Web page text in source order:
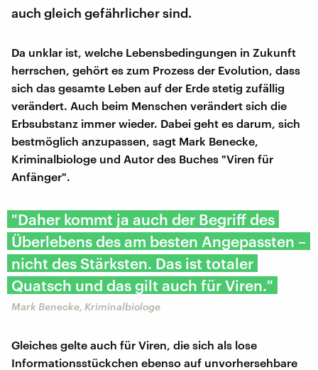
auch gleich gefährlicher sind.
Da unklar ist, welche Lebensbedingungen in Zukunft
herrschen, gehört es zum Prozess der Evolution, dass
sich das gesamte Leben auf der Erde stetig zufällig
verändert. Auch beim Menschen verändert sich die
Erbsubstanz immer wieder. Dabei geht es darum, sich
bestmöglich anzupassen, sagt Mark Benecke,
Kriminalbiologe und Autor des Buches "Viren für
Anfänger".
"Daher kommt ja auch der Begriff des
Überlebens des am besten Angepassten –
nicht des Stärksten. Das ist totaler
Quatsch und das gilt auch für Viren."
Mark Benecke, Kriminalbiologe
Gleiches gelte auch für Viren, die sich als lose
Informationsstückchen ebenso auf unvorhersehbare